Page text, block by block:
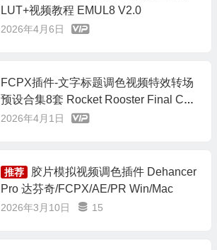
LUT+视频教程 EMUL8 V2.0
2026年4月6日
FCPX插件-文字标题调色视频特效转场
预设合集8套 Rocket Rooster Final Cut
Pro Mega Bundle
2026年4月1日
推荐
胶片模拟视频调色插件 Dehancer
Pro 达芬奇/FCPX/AE/PR Win/Mac
2026年3月10日 15